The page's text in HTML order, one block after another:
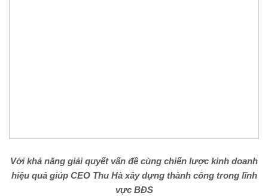
Với khả năng giải quyết vấn đề cùng chiến lược kinh doanh
hiệu quả giúp CEO Thu Hà xây dựng thành công trong lĩnh
vực BĐS